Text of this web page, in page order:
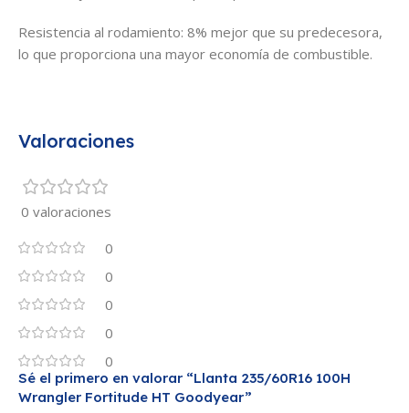
Resistencia al rodamiento: 8% mejor que su predecesora,
lo que proporciona una mayor economía de combustible.
Valoraciones
0 valoraciones
0
0
0
0
0
Sé el primero en valorar “Llanta 235/60R16 100H
Wrangler Fortitude HT Goodyear”